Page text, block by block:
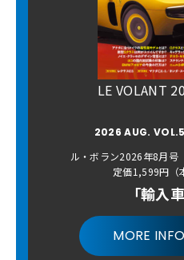
LE VOLANT
2026 AUG.
ル・ボラン2026年8月
定価1,599円（
「輸入
MORE